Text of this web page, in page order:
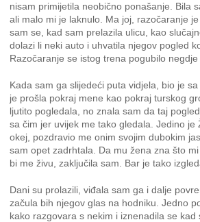
nisam primijetila neobično ponašanje. Bila
ali malo mi je laknulo. Ma joj, razočaranje
sam se, kad sam prelazila ulicu, kao
dolazi li neki auto i uhvatila njegov pogled
Razočaranje se istog trena pogubilo negdje
Kada sam ga slijedeći puta vidjela, bio je
je prošla pokraj mene kao pokraj turskog
ljutito pogledala, no znala sam da taj
sa čim jer uvijek me tako gledala. Jedino je
okej, pozdravio me onim svojim dubokim
sam opet zadrhtala. Da mu žena zna što
bi me živu, zaključila sam. Bar je tako
Dani su prolazili, viđala sam ga i dalje
začula bih njegov glas na hodniku. Jedno
kako razgovara s nekim i iznenadila se